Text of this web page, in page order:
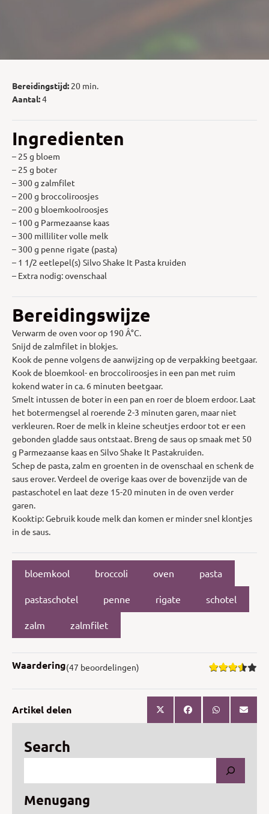
Bereidingstijd: 20 min.
Aantal:4
Ingredienten
– 25 g bloem
– 25 g boter
– 300 g zalmfilet
– 200 g broccoliroosjes
– 200 g bloemkoolroosjes
– 100 g Parmezaanse kaas
– 300 milliliter volle melk
– 300 g penne rigate (pasta)
– 1 1/2 eetlepel(s) Silvo Shake It Pasta kruiden
– Extra nodig: ovenschaal
Bereidingswijze
Verwarm de oven voor op 190 Â°C.
Snijd de zalmfilet in blokjes.
Kook de penne volgens de aanwijzing op de verpakking beetgaar.
Kook de bloemkool- en broccoliroosjes in een pan met ruim
kokend water in ca. 6 minuten beetgaar.
Smelt intussen de boter in een pan en roer de bloem erdoor. Laat
het botermengsel al roerende 2-3 minuten garen, maar niet
verkleuren. Roer de melk in kleine scheutjes erdoor tot er een
gebonden gladde saus ontstaat. Breng de saus op smaak met 50
g Parmezaanse kaas en Silvo Shake It Pastakruiden.
Schep de pasta, zalm en groenten in de ovenschaal en schenk de
saus erover. Verdeel de overige kaas over de bovenzijde van de
pastaschotel en laat deze 15-20 minuten in de oven verder
garen.
Kooktip: Gebruik koude melk dan komen er minder snel klontjes
in de saus.
bloemkool broccoli oven pasta
pastaschotel penne rigate schotel
zalm zalmfilet
Waardering(47 beoordelingen)
Artikel delen
Search
Menugang